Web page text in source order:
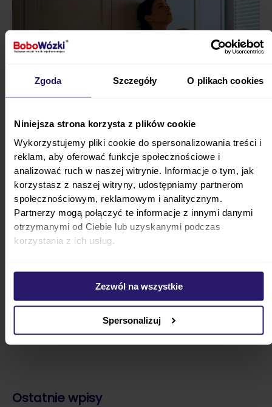
Zgoda Szczegóły O plikach cookies
Niniejsza strona korzysta z plików cookie
Wykorzystujemy pliki cookie do spersonalizowania treści i
reklam, aby oferować funkcje społecznościowe i
analizować ruch w naszej witrynie. Informacje o tym, jak
korzystasz z naszej witryny, udostępniamy partnerom
społecznościowym, reklamowym i analitycznym.
Partnerzy mogą połączyć te informacje z innymi danymi
otrzymanymi od Ciebie lub uzyskanymi podczas
korzystania z ich usług.
Zezwól na wszystkie
Spersonalizuj
Porady
Dlaczego dziecko śpi tylko na rękach? Przyczyny i
Od kiedy pieczarki dla niemowlaka i jak bezpiecznie je
wprowadzić?
Ostatnie wpisy